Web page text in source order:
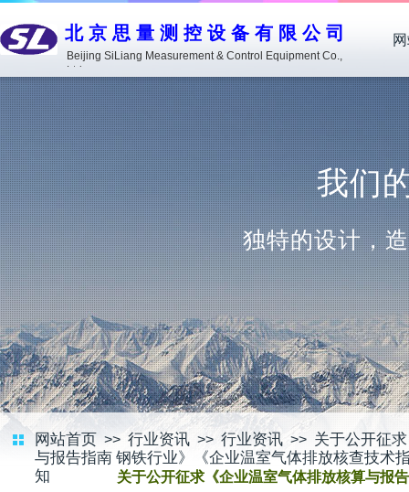
北京思量测控设备有限公司
Beijing SiLiang Measurement & Control Equipment Co.,
Ltd.
我们
独特的设计，
网站首页 >> 行业资讯 >> 行业资讯 >> 关于公开征
与报告指南 钢铁行业》《企业温室气体排放核查技术
知
关于公开征求《企业温室气体排放核算与报